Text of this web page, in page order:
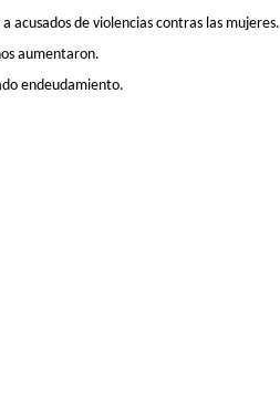
acusados de violencias contras las mujeres.
aumentaron.
endeudamiento.